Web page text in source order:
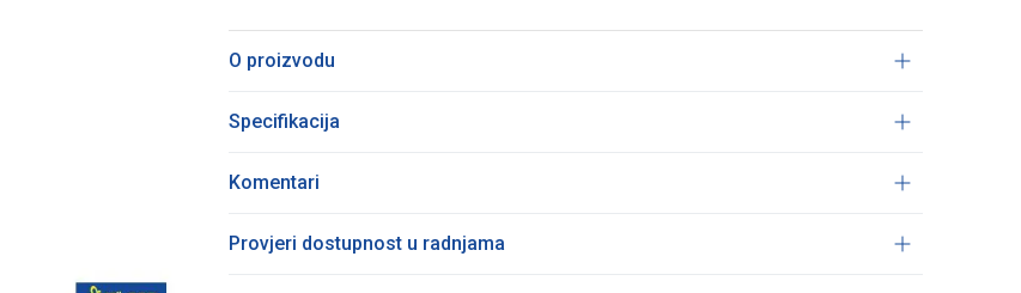
O proizvodu
Specifikacija
Komentari
Provjeri dostupnost u radnjama